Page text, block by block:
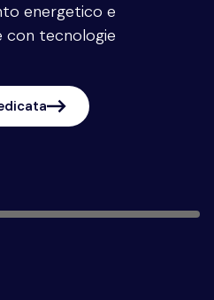
energetico e
con tecnologie